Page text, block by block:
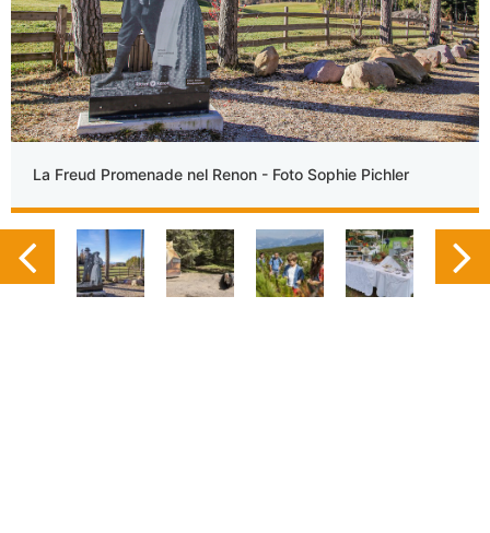
La Freud Promenade nel Renon - Foto Sophie Pichler